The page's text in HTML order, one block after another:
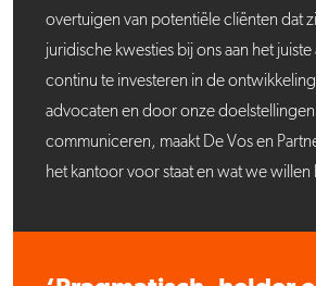
overtuigen van potentiële cliënten dat
juridische kwesties bij ons aan het
continu te investeren in de
advocaten en door onze
communiceren, maakt De Vos en
het kantoor voor staat en wat we willen